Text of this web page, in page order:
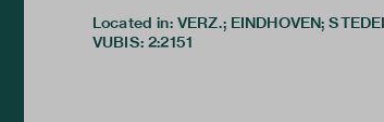
Located in: VERZ.; EINDHOVEN;
VUBIS: 2:2151